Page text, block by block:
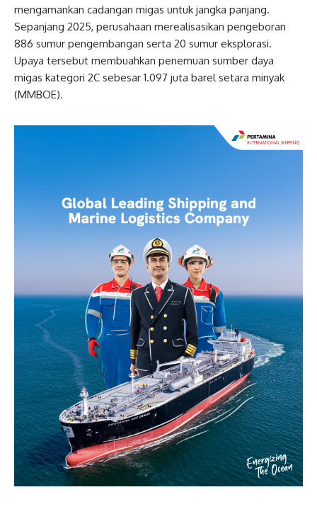
mengamankan cadangan migas untuk jangka panjang.
Sepanjang 2025, perusahaan merealisasikan pengeboran
886 sumur pengembangan serta 20 sumur eksplorasi.
Upaya tersebut membuahkan penemuan sumber daya
migas kategori 2C sebesar 1.097 juta barel setara minyak
(MMBOE).